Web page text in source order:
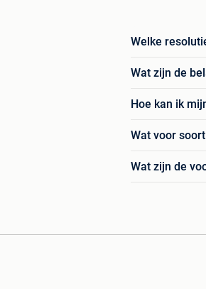
Welke
Wat zijn de
Hoe kan ik
Wat voor
Wat zijn de